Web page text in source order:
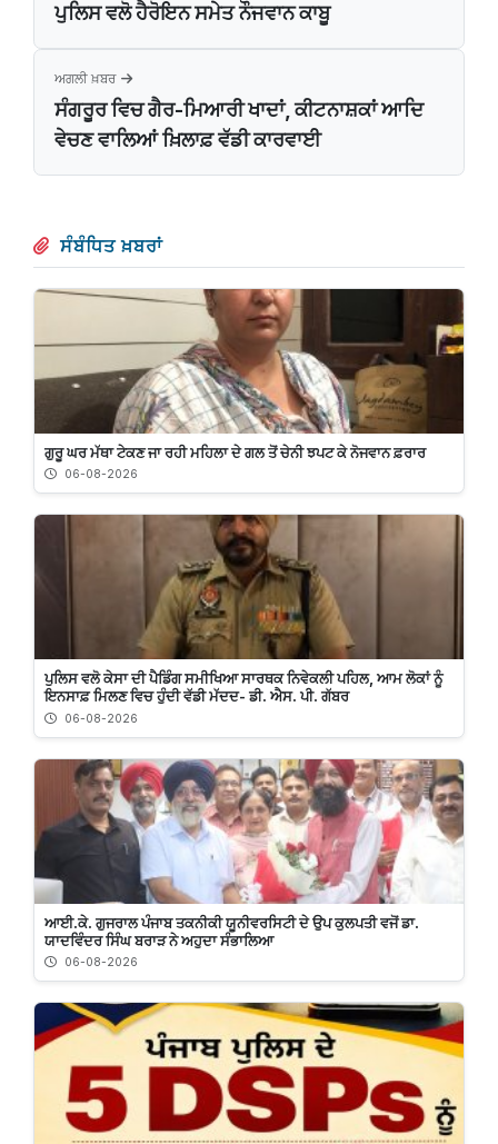
ਪੁਲਿਸ ਵਲੋ ਹੈਰੋਇਨ ਸਮੇਤ ਨੌਜਵਾਨ ਕਾਬੂ
ਅਗਲੀ ਖ਼ਬਰ
ਸੰਗਰੂਰ ਵਿਚ ਗੈਰ-ਮਿਆਰੀ ਖਾਦਾਂ, ਕੀਟਨਾਸ਼ਕਾਂ ਆਦਿ
ਵੇਚਣ ਵਾਲਿਆਂ ਖ਼ਿਲਾਫ਼ ਵੱਡੀ ਕਾਰਵਾਈ
ਸੰਬੰਧਿਤ ਖ਼ਬਰਾਂ
ਗੁਰੂ ਘਰ ਮੱਥਾ ਟੇਕਣ ਜਾ ਰਹੀ ਮਹਿਲਾ ਦੇ ਗਲ ਤੋਂ ਚੇਨੀ ਝਪਟ ਕੇ ਨੋਜਵਾਨ ਫ਼ਰਾਰ
06-08-2026
ਪੁਲਿਸ ਵਲੋ ਕੇਸਾ ਦੀ ਪੈਡਿੰਗ ਸਮੀਖਿਆ ਸਾਰਥਕ ਨਿਵੇਕਲੀ ਪਹਿਲ, ਆਮ ਲੋਕਾਂ ਨੂੰ
ਇਨਸਾਫ਼ ਮਿਲਣ ਵਿਚ ਹੁੰਦੀ ਵੱਡੀ ਮੱਦਦ- ਡੀ. ਐਸ. ਪੀ. ਗੱਬਰ
06-08-2026
ਆਈ.ਕੇ. ਗੁਜਰਾਲ ਪੰਜਾਬ ਤਕਨੀਕੀ ਯੂਨੀਵਰਸਿਟੀ ਦੇ ਉਪ ਕੁਲਪਤੀ ਵਜੋਂ ਡਾ.
ਯਾਦਵਿੰਦਰ ਸਿੰਘ ਬਰਾੜ ਨੇ ਅਹੁਦਾ ਸੰਭਾਲਿਆ
06-08-2026